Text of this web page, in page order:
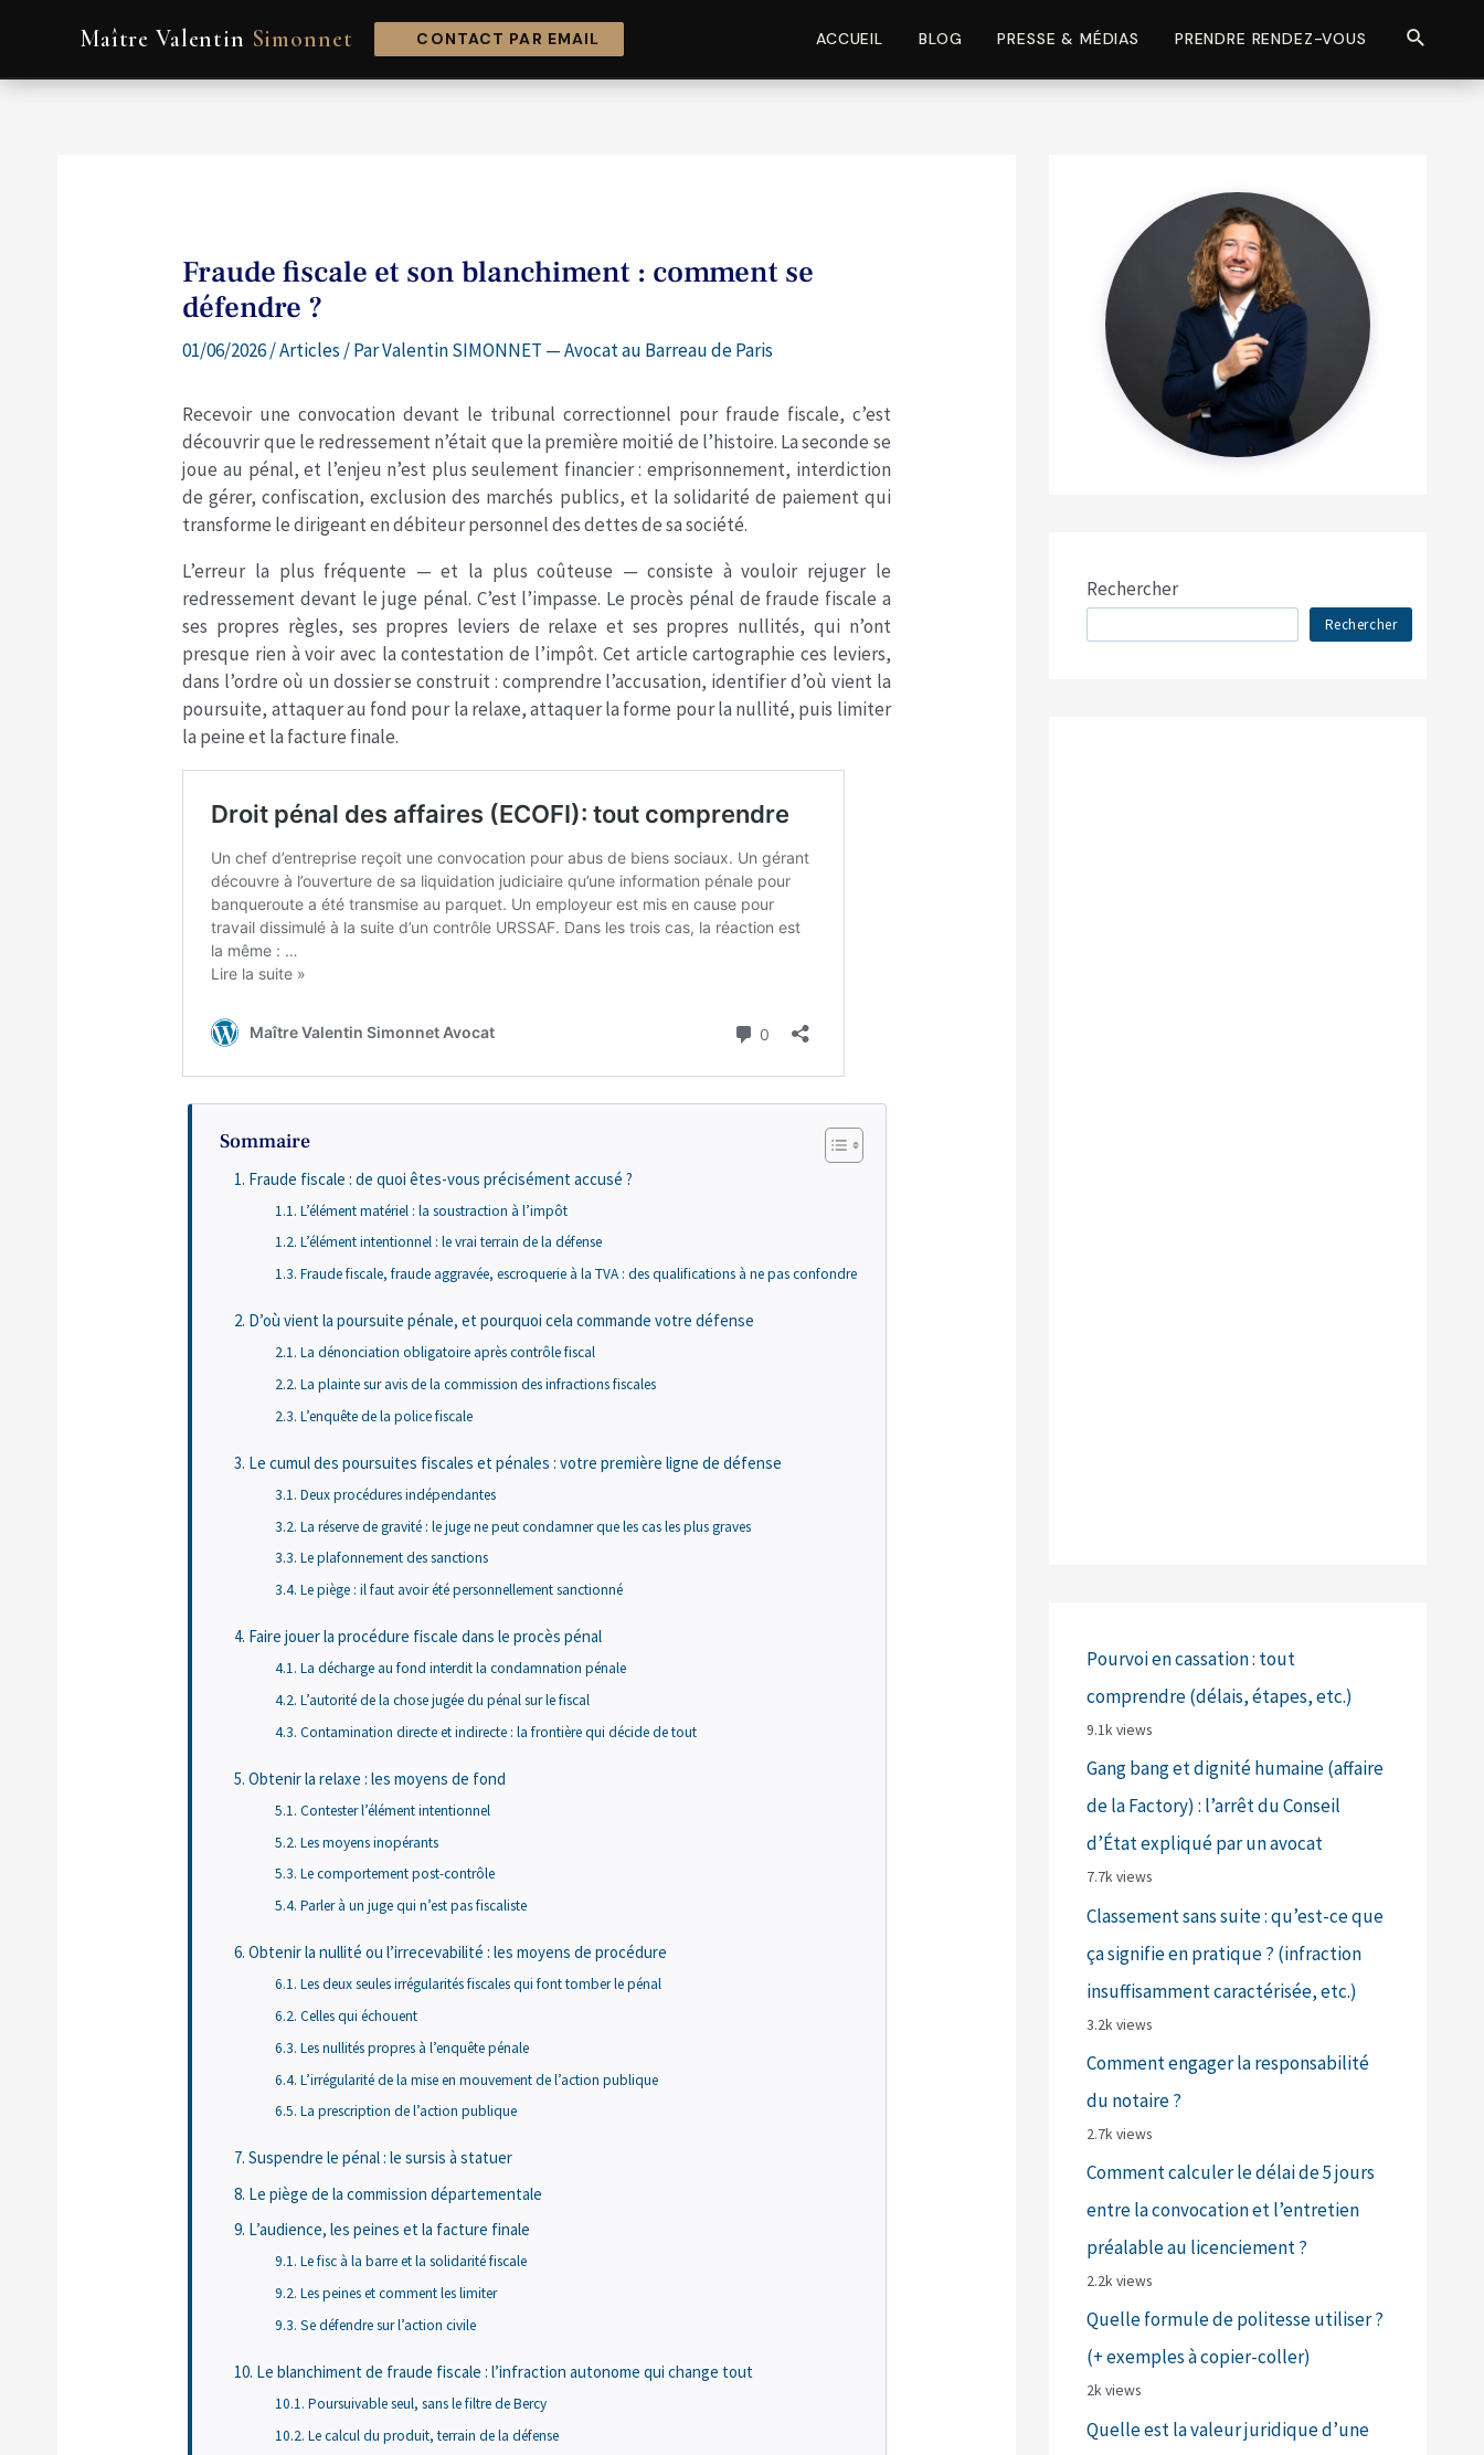
Maître Valentin Simonnet CONTACT PAR EMAIL ACCUEIL BLOG PRESSE & MÉDIAS PRENDRE RENDEZ-VOUS
Fraude fiscale et son blanchiment : comment se
défendre ?
01/06/2026/Articles / ParValentin SIMONNET — Avocat au Barreau de Paris
Recevoir une convocation devant le tribunal correctionnel pour fraude fiscale, c’est
découvrir que le redressement n’était que la première moitié de l’histoire. La seconde se
joue au pénal, et l’enjeu n’est plus seulement financier : emprisonnement, interdiction
de gérer, confiscation, exclusion des marchés publics, et la solidarité de paiement qui
transforme le dirigeant en débiteur personnel des dettes de sa société.
L’erreur la plus fréquente — et la plus coûteuse — consiste à vouloir rejuger le
redressement devant le juge pénal. C’est l’impasse. Le procès pénal de fraude fiscale a
ses propres règles, ses propres leviers de relaxe et ses propres nullités, qui n’ont
presque rien à voir avec la contestation de l’impôt. Cet article cartographie ces leviers,
dans l’ordre où un dossier se construit : comprendre l’accusation, identifier d’où vient la
poursuite, attaquer au fond pour la relaxe, attaquer la forme pour la nullité, puis limiter
la peine et la facture finale.
Sommaire
Fraude fiscale : de quoi êtes-vous précisément accusé ?
L’élément matériel : la soustraction à l’impôt
L’élément intentionnel : le vrai terrain de la défense
Fraude fiscale, fraude aggravée, escroquerie à la TVA : des qualifications à ne pas confondre
D’où vient la poursuite pénale, et pourquoi cela commande votre défense
La dénonciation obligatoire après contrôle fiscal
La plainte sur avis de la commission des infractions fiscales
L’enquête de la police fiscale
Le cumul des poursuites fiscales et pénales : votre première ligne de défense
Deux procédures indépendantes
La réserve de gravité : le juge ne peut condamner que les cas les plus graves
Le plafonnement des sanctions
Le piège : il faut avoir été personnellement sanctionné
Faire jouer la procédure fiscale dans le procès pénal
La décharge au fond interdit la condamnation pénale
L’autorité de la chose jugée du pénal sur le fiscal
Contamination directe et indirecte : la frontière qui décide de tout
Obtenir la relaxe : les moyens de fond
Contester l’élément intentionnel
Les moyens inopérants
Le comportement post-contrôle
Parler à un juge qui n’est pas fiscaliste
Obtenir la nullité ou l’irrecevabilité : les moyens de procédure
Les deux seules irrégularités fiscales qui font tomber le pénal
Celles qui échouent
Les nullités propres à l’enquête pénale
L’irrégularité de la mise en mouvement de l’action publique
La prescription de l’action publique
Suspendre le pénal : le sursis à statuer
Le piège de la commission départementale
L’audience, les peines et la facture finale
Le fisc à la barre et la solidarité fiscale
Les peines et comment les limiter
Se défendre sur l’action civile
Le blanchiment de fraude fiscale : l’infraction autonome qui change tout
Poursuivable seul, sans le filtre de Bercy
Le calcul du produit, terrain de la défense
de
Rechercher
Rechercher
Pourvoi en cassation : tout
comprendre (délais, étapes, etc.)
9.1k views
Gang bang et dignité humaine (affaire
de la Factory) : l’arrêt du Conseil
d’État expliqué par un avocat
7.7k views
Classement sans suite : qu’est-ce que
ça signifie en pratique ? (infraction
insuffisamment caractérisée, etc.)
3.2k views
Comment engager la responsabilité
du notaire ?
2.7k views
Comment calculer le délai de 5 jours
entre la convocation et l’entretien
préalable au licenciement ?
2.2k views
Quelle formule de politesse utiliser ?
(+ exemples à copier-coller)
2k views
Quelle est la valeur juridique d’une